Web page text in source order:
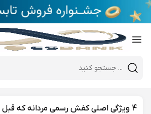
Mobile header search
4 ویژگی اصلی کفش رسمی مردانه که قبل از خرید باید بدانید